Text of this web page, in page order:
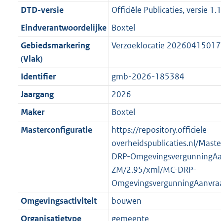
n
f
o
m
a
a
t
K
b
i
n
f
r
m
a
a
t
K
b
e
i
n
o
r
m
a
a
t
K
b
i
e
i
f
o
r
m
a
a
1
6
K
g
r
o
o
t
e
:
2
K
b
s
g
r
o
t
t
e
2
K
b
DTD-versie
Officiële Publicaties, versie 1.1
Eindverantwoordelijke Boxtel
Gebiedsmarkering
(Vlak)
Verzoeklocatie
Identifier
gmb-2026-185384
Jaargang
2026
Maker
Boxtel
Masterconfiguratie
https://repository.officiele-
overheidspublicaties.nl/
DRP-
ZM/2.95/xml/MC-DRP-
Omgevingsactiviteit
bouwen
Organisatietype
gemeente